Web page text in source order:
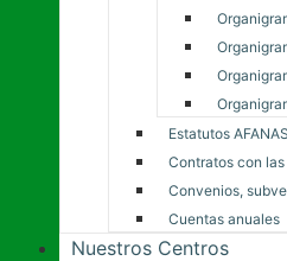
Estatutos
Contratos con
Convenios,
Cuentas anuales
Nuestros Centros